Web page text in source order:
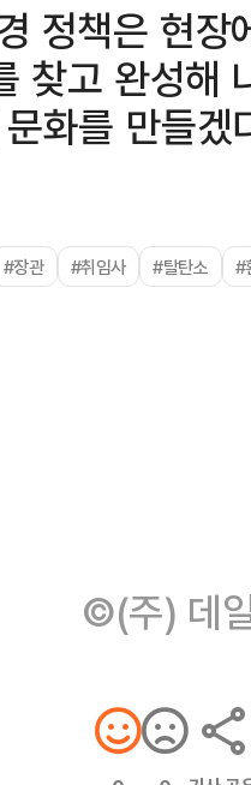
정책은 현
찾고 완성해
화를 만들겠
#장관 #취임사 #탈탄소 #
©(주) 데